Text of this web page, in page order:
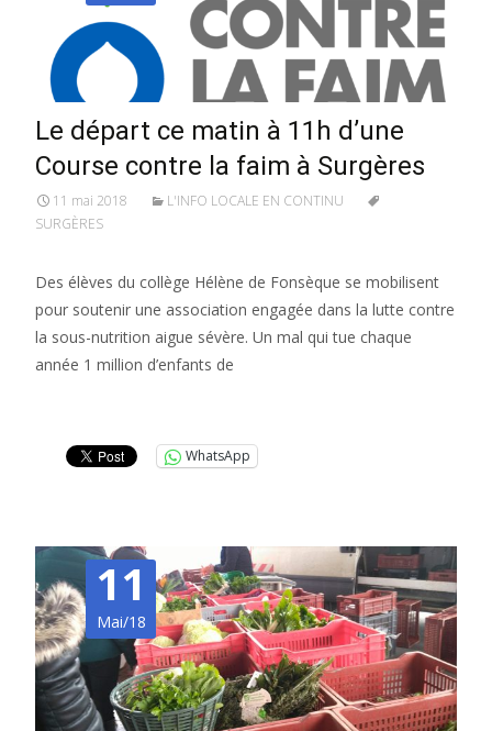
Le départ ce matin à 11h d’une
Course contre la faim à Surgères
11 mai 2018
L'INFO LOCALE EN CONTINU
SURGÈRES
Des élèves du collège Hélène de Fonsèque se mobilisent
pour soutenir une association engagée dans la lutte contre
la sous-nutrition aigue sévère. Un mal qui tue chaque
année 1 million d’enfants de
WhatsApp
11
Mai/18